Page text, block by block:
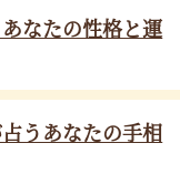
なたの性格と運
うあなたの手相